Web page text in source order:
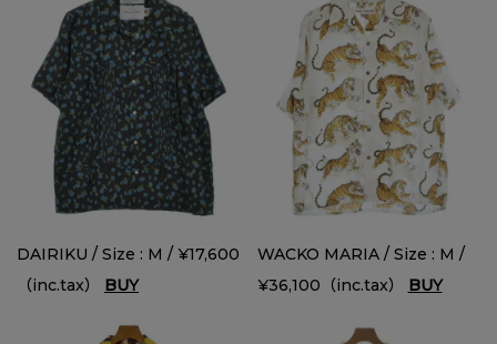
DAIRIKU / Size : M / ¥17,600
（inc.tax） BUY
WACKO MARIA / Size : M /
¥36,100（inc.tax） BUY